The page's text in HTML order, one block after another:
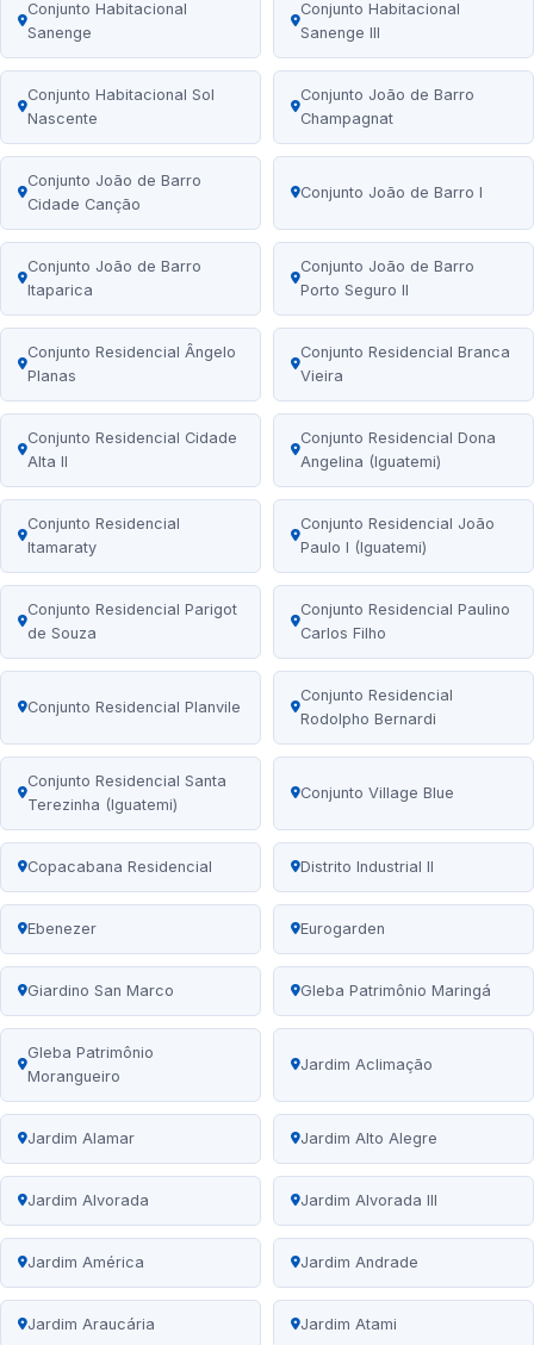
Conjunto Habitacional
Sanenge
Conjunto Habitacional
Sanenge III
Conjunto Habitacional Sol
Nascente
Conjunto João de Barro
Champagnat
Conjunto João de Barro
Cidade Canção
Conjunto João de Barro I
Conjunto João de Barro
Itaparica
Conjunto João de Barro
Porto Seguro II
Conjunto Residencial Ângelo
Planas
Conjunto Residencial Branca
Vieira
Conjunto Residencial Cidade
Alta II
Conjunto Residencial Dona
Angelina (Iguatemi)
Conjunto Residencial
Itamaraty
Conjunto Residencial João
Paulo I (Iguatemi)
Conjunto Residencial Parigot
de Souza
Conjunto Residencial Paulino
Carlos Filho
Conjunto Residencial Planvile
Conjunto Residencial
Rodolpho Bernardi
Conjunto Residencial Santa
Terezinha (Iguatemi)
Conjunto Village Blue
Copacabana Residencial Distrito Industrial II
Ebenezer Eurogarden
Giardino San Marco Gleba Patrimônio Maringá
Gleba Patrimônio
Morangueiro
Jardim Aclimação
Jardim Alamar Jardim Alto Alegre
Jardim Alvorada Jardim Alvorada III
Jardim América Jardim Andrade
Jardim Araucária Jardim Atami